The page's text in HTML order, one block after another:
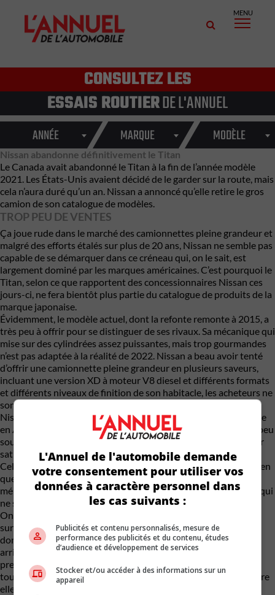
MENU
CONSULTEZ LES
ESSAIS ROUTIERDE L'ANNUEL
ANNÉE MARQUE MODÈLE
Nissan abandonne définitivement le Titan
Le Canada avait abandonné le Titan à la fin de l’année modèle
2021. Les États-Unis avaient décidé de le garder sur la route, mais
cela n’aura duré qu’un an. Nissan a annoncé qu’elle retire le gros
camion de son catalogue de modèles.
TROP PEU DE VENTES
Ça joue rude dans le marché des camionnettes pleine grandeur et
malgré des efforts étalés sur plus de 20 ans, Nissan ne semble pas
capable de se démarquer dans ce créneau qui, on le sait, est
largement dominé par les marques américaines. C’est pourquoi le
Titan, selon ce que rapportent des concessionnaires Nissan ces
jours-ci, ne fera bientôt plus partie du catalogue de produits de la
marque japonaise.
Évidemment, le modèle actuel, dont la refonte remonte à 2015, a
très peu à offrir pour se distinguer de ses rivaux. Sa mécanique qui
mise sur des cylindrées assez puissantes, mais trop gourmandes
n’est pas adaptée à la réalité de 2022. Nissan a beau avoir tenté
d’offrir une camionnette pleine grandeur en plusieurs saveurs,
incluant une version XD à moteur V8 diesel et différents formats
et différents niveaux de finition de son habitacle, les acheteurs ne
sont juste pas présent au rendez-vous.
Nissan espérait vendre 100 000 exemplaires du Titan par année
en Amérique du Nord. L’an dernier, les ventes ont plafonné un peu
sous les 30 000 exemplaires. C’est grandement insuffisant pour
satisfaire la direction.
Cela dit, c’est le groupe Nissan tout entier qui doit se remettre en
question ces jours-ci. La marque continue de miser fort sur un
mélange de berlines et de véhicules essentiellement à essence qui
ne sont pas adaptés à la réalité actuelle du marché.
On a clairement pris du retard à peu près à tous les niveaux, et
surtout du côté de l’électrification, ce qui est dommage étant
donné l’avance qu’avait développée Nissan avec la Leaf. L’Aryia
arrive bientôt, mais le retard pris dans sa mise en marché va
prendre du temps à être récupéré, maintenant qu’à peu près
toutes les autres marques ont des véhicules électriques à vendre
elles aussi.
L'Annuel de l'automobile demande
votre consentement pour utiliser vos
données à caractère personnel dans
les cas suivants :
Publicités et contenu personnalisés, mesure de
performance des publicités et du contenu, études
d’audience et développement de services
Stocker et/ou accéder à des informations sur un
appareil